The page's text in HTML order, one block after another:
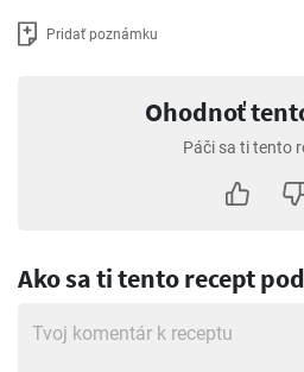
Pridať poznámku
Ohodnoť
Páči sa ti tento
Ako sa ti tento recept